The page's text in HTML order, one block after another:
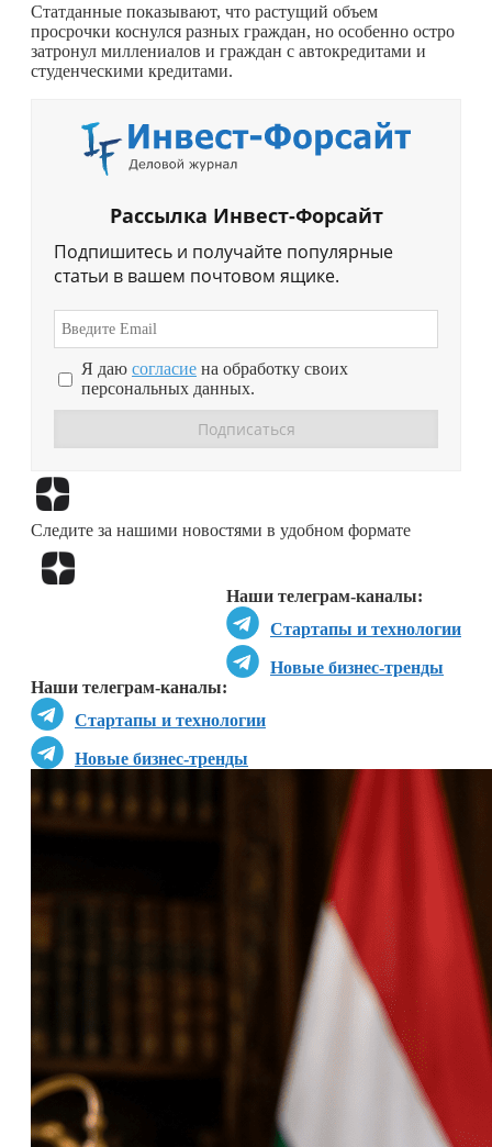
Статданные показывают, что растущий объем
просрочки коснулся разных граждан, но особенно остро
затронул миллениалов и граждан с автокредитами и
студенческими кредитами.
Рассылка Инвест-Форсайт
Подпишитесь и получайте популярные
статьи в вашем почтовом ящике.
Я даю согласие на обработку своих
персональных данных.
Следите за нашими новостями в удобном формате
Наши телеграм-каналы:
Стартапы и технологии
Новые бизнес-тренды
Наши телеграм-каналы:
Стартапы и технологии
Новые бизнес-тренды